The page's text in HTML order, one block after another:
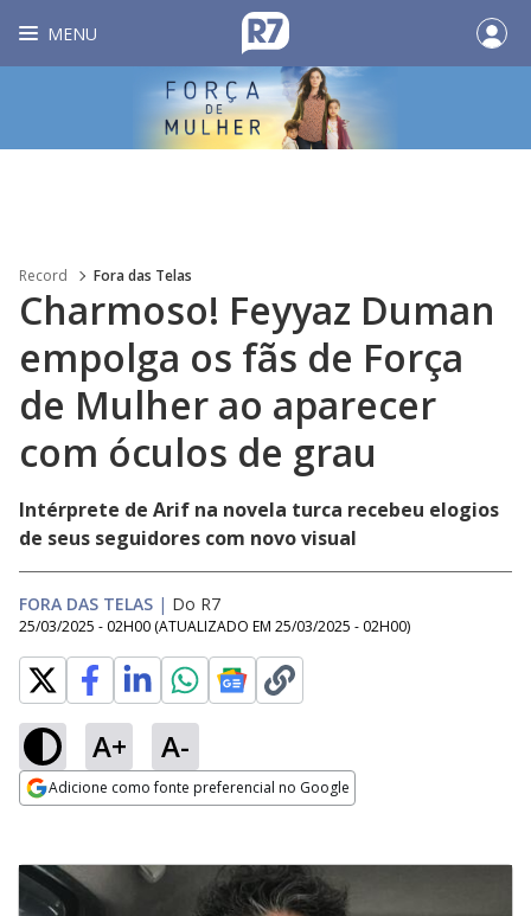
MENU
Record Fora das Telas
Charmoso! Feyyaz Duman
empolga os fãs de Força
de Mulher ao aparecer
com óculos de grau
Intérprete de Arif na novela turca recebeu elogios
de seus seguidores com novo visual
FORA DAS TELAS | Do R7
25/03/2025 - 02H00 (ATUALIZADO EM 25/03/2025 - 02H00)
A+ A-
Adicione como fonte preferencial no Google